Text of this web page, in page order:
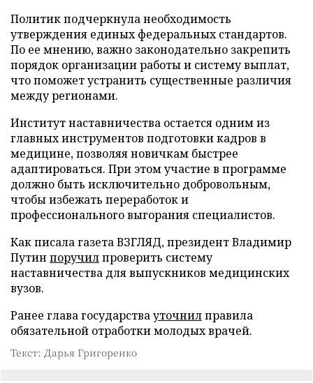
Политик подчеркнула необходимость
утверждения единых федеральных стандартов.
По ее мнению, важно законодательно закрепить
порядок организации работы и систему выплат,
что поможет устранить существенные различия
между регионами.
Институт наставничества остается одним из
главных инструментов подготовки кадров в
медицине, позволяя новичкам быстрее
адаптироваться. При этом участие в программе
должно быть исключительно добровольным,
чтобы избежать переработок и
профессионального выгорания специалистов.
Как писала газета ВЗГЛЯД, президент Владимир
Путин поручилпроверить систему
наставничества для выпускников медицинских
вузов.
Ранее глава государствауточнилправила
обязательной отработки молодых врачей.
Текст: Дарья Григоренко